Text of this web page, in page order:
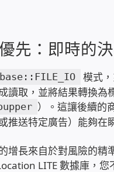
方案
安防設備
(HI SHARP)智慧科技
先：即時的
模式
讀取，並將結果轉換為
）。這讓後續的
推送特定廣告）能夠在
增長來自於對風險的精
LITE 數據庫，您